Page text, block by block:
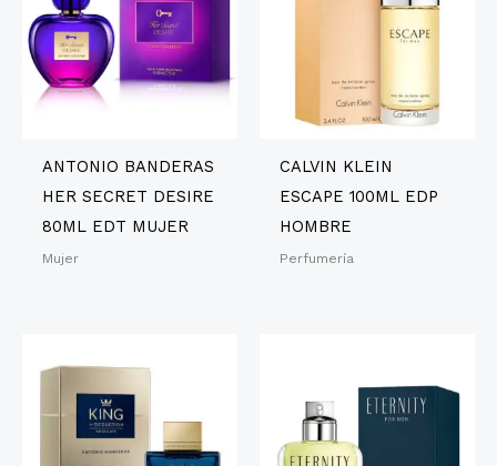
ANTONIO BANDERAS
HER SECRET DESIRE
80ML EDT MUJER
Mujer
CALVIN KLEIN
ESCAPE 100ML EDP
HOMBRE
Perfumería